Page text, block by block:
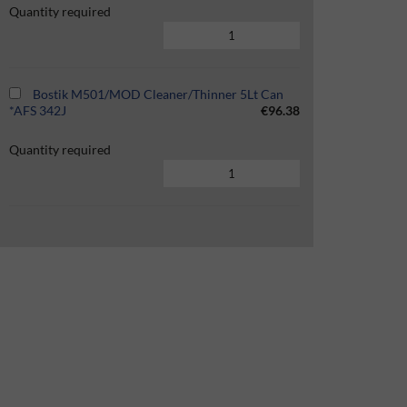
Quantity required
Bostik M501/MOD Cleaner/Thinner 5Lt Can
*AFS 342J
€96.38
Quantity required